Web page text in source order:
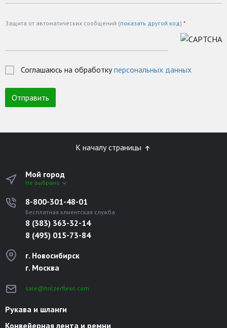
Защита от автоматических сообщений (показать другой код) *
Соглашаюсь на обработкуперсональных данных
К началу страницы
Мой город
Не выбрано
8-800-301-48-01
Бесплатная клиентская служба
8 (383) 363-32-14
8 (495) 015-73-84
г. Новосибирск
г. Москва
sale@holzerflexo.com
Рукава и шланги
Конвейерная лента и ремни